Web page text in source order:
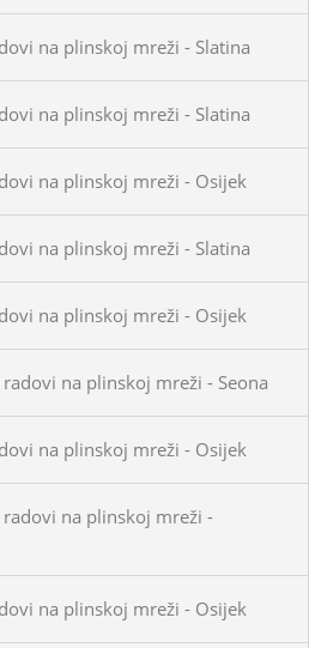
na plinskoj mreži - Slatina
na plinskoj mreži - Slatina
na plinskoj mreži - Osijek
na plinskoj mreži - Slatina
na plinskoj mreži - Osijek
na plinskoj mreži - Seona
na plinskoj mreži - Osijek
na plinskoj mreži -
na plinskoj mreži - Osijek